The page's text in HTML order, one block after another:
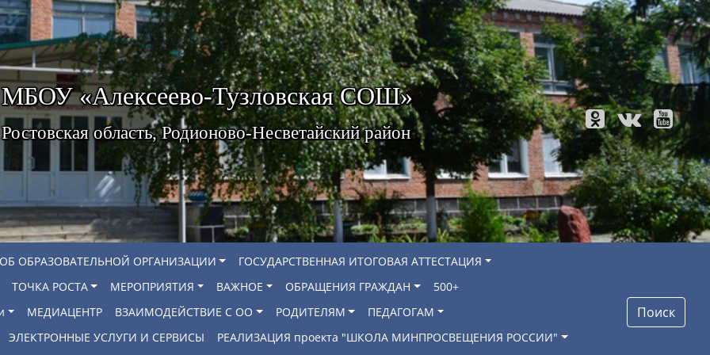
МБОУ «Алексеево-Тузловская СОШ»
Ростовская область, Родионово-Несветайский район
ОБРАЗОВАТЕЛЬНОЙ ОРГАНИЗАЦИИ
ГОСУДАРСТВЕННАЯ ИТОГОВАЯ АТТЕСТАЦИЯ
ТОЧКА РОСТА
МЕРОПРИЯТИЯ ВАЖНОЕ ОБРАЩЕНИЯ ГРАЖДАН
500+
МЕДИАЦЕНТР ВЗАИМОДЕЙСТВИЕ С ОО РОДИТЕЛЯМ
ПЕДАГОГАМ
ЭЛЕКТРОННЫЕ УСЛУГИ И СЕРВИСЫ
РЕАЛИЗАЦИЯ проекта "ШКОЛА МИНПРОСВЕЩЕНИЯ РОССИИ"
Поиск